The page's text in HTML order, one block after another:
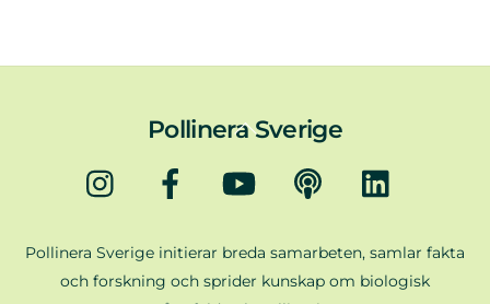
Back
Top
Pollinera Sverige
Instagram Facebook YouTube Podd
Pollinera Sverige initierar breda samarbeten, samlar fakta
och forskning och sprider kunskap om biologisk